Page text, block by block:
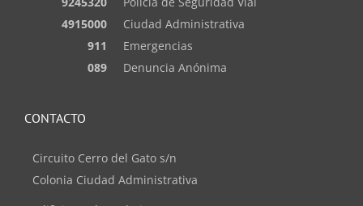
4915000
Ciudad Administrativa
911
Emergencias
089
Denuncia Anónima
CONTACTO
Circuito Cerro del Gato s/n
Colonia Ciudad Administrativa